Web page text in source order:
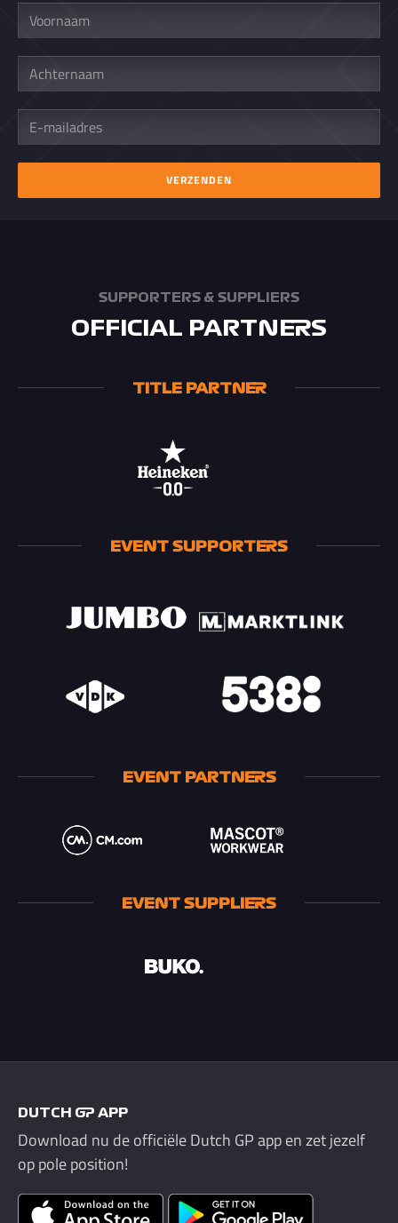
Achternaam
mailadres
VERZENDEN
SUPPORTERS & SUPPLIERS
OFFICIAL PARTNERS
TITLE PARTNER
EVENT SUPPORTERS
EVENT PARTNERS
EVENT SUPPLIERS
DUTCH GP APP
Download nu de officiële Dutch GP app en zet jezelf
op pole position!